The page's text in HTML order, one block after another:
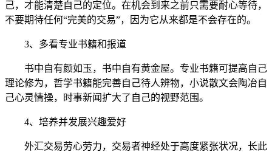
己，才能清楚自己的定位。在机会到来之前只需要耐心等待，
不要期待任何“完美的交易”，因为它从来都是不会存在的。
3、多看专业书籍和报道
书中自有颜如玉，书中自有黄金屋。专业书籍可提高自己
理论修为，哲学书籍能完善自己待人辨物，小说散文会陶冶自
己心灵情操，时事新闻扩大了自己的视野范围。
4、培养并发展兴趣爱好
外汇交易劳心劳力，交易者神经处于高度紧张状况，长此